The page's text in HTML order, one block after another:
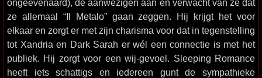
ongeëvenaard), de aanwezigen aan en verwacht van ze dat
ze allemaal “Il Metalo” gaan zeggen. Hij krijgt het voor
elkaar en zorgt er met zijn charisma voor dat in tegenstelling
tot Xandria en Dark Sarah er wél een connectie is met het
publiek. Hij zorgt voor een wij-gevoel. Sleeping Romance
heeft iets schattigs en iedereen gunt de sympathieke